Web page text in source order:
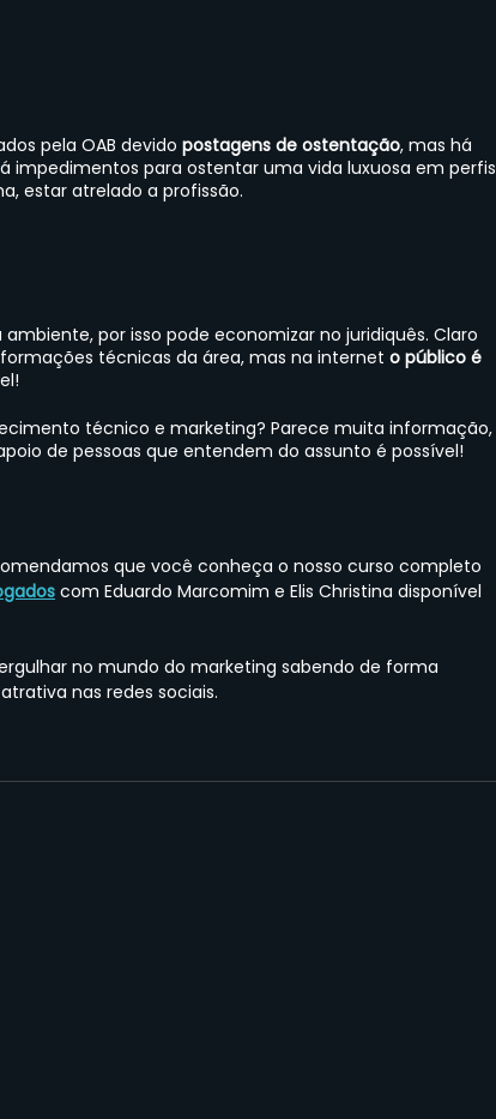
pela OAB devido postagens de ostentação, mas há
impedimentos para ostentar uma vida luxuosa em perfis
estar atrelado a profissão.
por isso pode economizar no juridiquês. Claro
técnicas da área, mas na internet o público é
técnico e marketing? Parece muita informação,
de pessoas que entendem do assunto é possível!
que você conheça o nosso curso completo
com Eduardo Marcomim e Elis Christina disponível
no mundo do marketing sabendo de forma
nas redes sociais.